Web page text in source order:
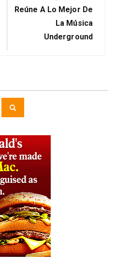
Post:
Reúne A Lo Mejor De
La Música
Underground